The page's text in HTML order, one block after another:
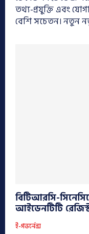
তথ্য-প্রযুক্তি এবং
বেশি সচেতন। নতুন
বিটিআরসি-
আইডেনটিটি
ই-গভর্নেন্স